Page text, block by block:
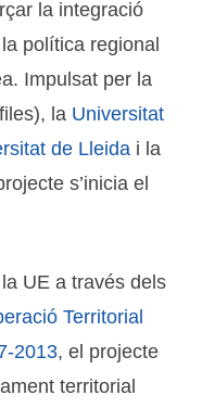
la integració
política regional
Impulsat per la
la Universitat
de Lleida i la
s’inicia el
UE a través dels
Territorial
2013, el projecte
territorial